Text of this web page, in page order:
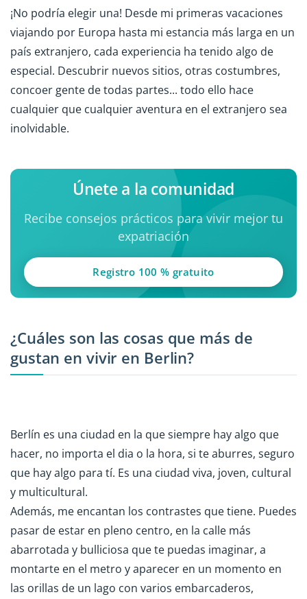
¡No podría elegir una! Desde mi primeras vacaciones
viajando por Europa hasta mi estancia más larga en un
país extranjero, cada experiencia ha tenido algo de
especial. Descubrir nuevos sitios, otras costumbres,
concoer gente de todas partes... todo ello hace
cualquier que cualquier aventura en el extranjero sea
inolvidable.
Únete a la comunidad
Recibe consejos prácticos para vivir mejor tu
expatriación
Registro 100 % gratuito
¿Cuáles son las cosas que más de
gustan en vivir en Berlin?
Berlín es una ciudad en la que siempre hay algo que
hacer, no importa el dia o la hora, si te aburres, seguro
que hay algo para tí. Es una ciudad viva, joven, cultural
y multicultural.
Además, me encantan los contrastes que tiene. Puedes
pasar de estar en pleno centro, en la calle más
abarrotada y bulliciosa que te puedas imaginar, a
montarte en el metro y aparecer en un momento en
las orillas de un lago con varios embarcaderos,